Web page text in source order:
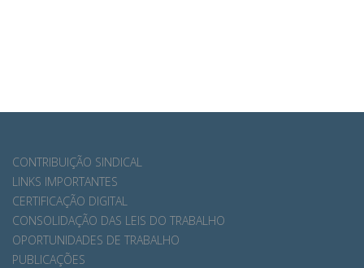
CONTRIBUIÇÃO SINDICAL
LINKS IMPORTANTES
CERTIFICAÇÃO DIGITAL
CONSOLIDAÇÃO DAS LEIS DO TRABALHO
OPORTUNIDADES DE TRABALHO
PUBLICAÇÕES